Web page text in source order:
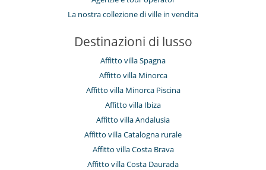
La nostra collezione di ville in vendita
Destinazioni di lusso
Affitto villa Spagna
Affitto villa Minorca
Affitto villa Minorca Piscina
Affitto villa Ibiza
Affitto villa Andalusia
Affitto villa Catalogna rurale
Affitto villa Costa Brava
Affitto villa Costa Daurada